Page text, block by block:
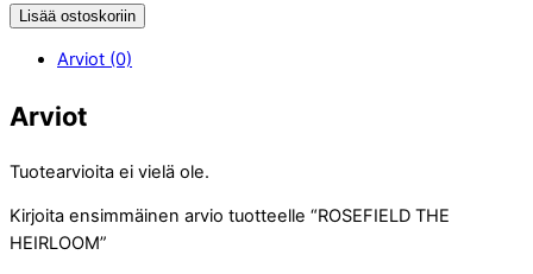
Lisää ostoskoriin
Arviot (0)
Arviot
Tuotearvioita ei vielä ole.
Kirjoita ensimmäinen arvio tuotteelle “ROSEFIELD THE
HEIRLOOM”